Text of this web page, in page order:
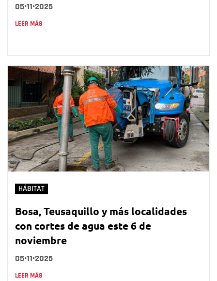
05•11•2025
LEER MÁS
HÁBITAT
Bosa, Teusaquillo y más localidades
con cortes de agua este 6 de
noviembre
05•11•2025
LEER MÁS